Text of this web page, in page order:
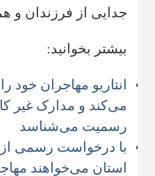
جدایی از فرزندان و
بیشتر بخوانید:
انتاریو مهاجران خود
می‌کند و مدارک غیر
رسمیت می‌شناسد
استان می‌خواهند